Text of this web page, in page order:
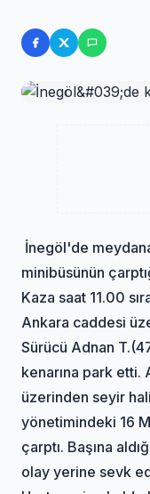
İnegöl'de
minibüsünün
Kaza saat 11.00
Ankara caddesi
Sürücü Adnan
kenarına park
üzerinden seyir
yönetimindeki 16
çarptı. Başına
olay yerine sevk